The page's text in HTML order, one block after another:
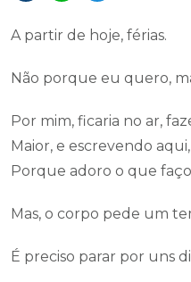
A partir de hoje, férias.
Não porque eu quero,
Por mim, ficaria no ar,
Maior, e escrevendo
Porque adoro o que
Mas, o corpo pede um
É preciso parar por uns